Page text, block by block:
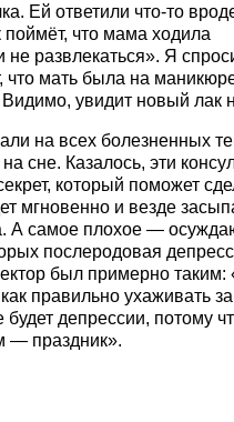
Ей ответили что-то
что мама ходила
развлекаться». Я
что мать была на
увидит новый лак
на всех болезненных
сне. Казалось, эти
который поможет
мгновенно и везде
А самое плохое —
послеродовая
был примерно таким:
правильно ухаживать
будет депрессии, потому
— праздник».